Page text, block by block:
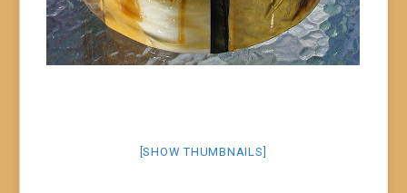
[SHOW THUMBNAILS]